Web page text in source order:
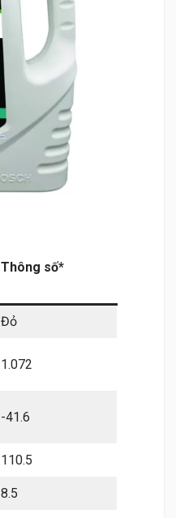
Thông số*
Đỏ
1.072
-41.6
110.5
8.5